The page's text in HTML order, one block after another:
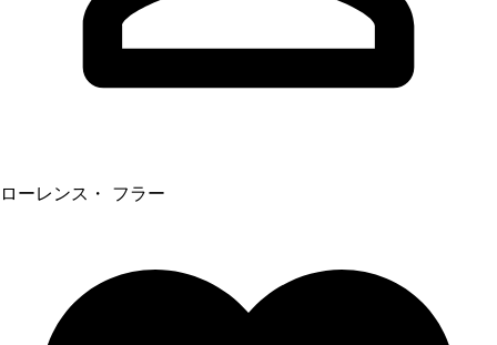
ローレンス・ フラー